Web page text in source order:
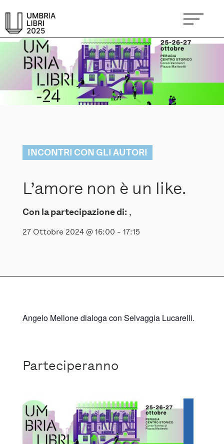
INCONTRI CON GLI AUTORI
L’amore non è un like.
Con la partecipazione di:,
27 Ottobre 2024 @ 16:00 - 17:15
Angelo Mellone dialoga con Selvaggia Lucarelli.
Parteciperanno